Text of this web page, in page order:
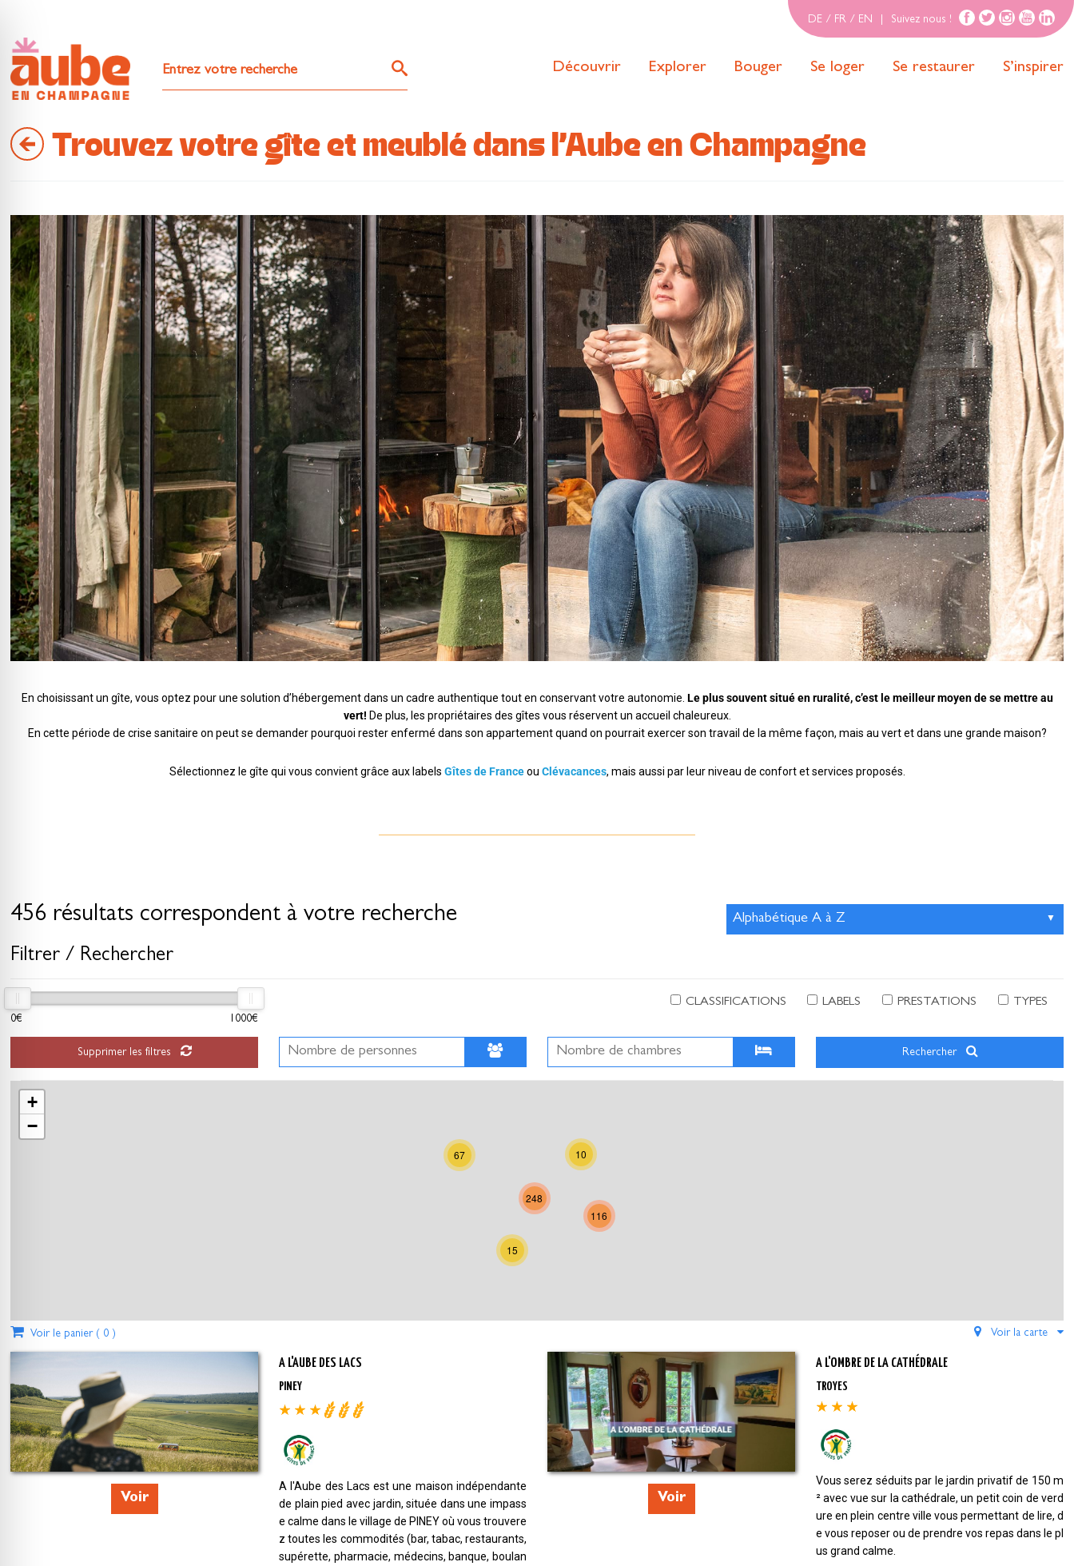
DE / FR / EN Suivez nous !
Découvrir Explorer Bouger Se loger Se restaurer S’inspirer
Trouvez votre gîte et meublé dans l’Aube en Champagne
En choisissant un gîte, vous optez pour une solution d’hébergement dans un cadre authentique tout en conservant votre autonomie. Le plus souvent situé en ruralité, c’est le meilleur moyen de se mettre au
vert! De plus, les propriétaires des gîtes vous réservent un accueil chaleureux.
En cette période de crise sanitaire on peut se demander pourquoi rester enfermé dans son appartement quand on pourrait exercer son travail de la même façon, mais au vert et dans une grande maison?
Sélectionnez le gîte qui vous convient grâce aux labels Gîtes de Franceou Clévacances, mais aussi par leur niveau de confort et services proposés.
456 résultats correspondent à votre recherche
Filtrer / Rechercher
0€ 1000€
CLASSIFICATIONS LABELS PRESTATIONS TYPES
Supprimer les filtres Rechercher
10
67
15
116
248
+
−
Voir le panier ( 0) Voir la carte
Voir
A L'AUBE DES LACS
PINEY
A l'Aube des Lacs est une maison indépendante
de plain pied avec jardin, située dans une impass
e calme dans le village de PINEY où vous trouvere
z toutes les commodités (bar, tabac, restaurants,
supérette, pharmacie, médecins, banque, boulan
Voir
A L'OMBRE DE LA CATHÉDRALE
TROYES
Vous serez séduits par le jardin privatif de 150 m
² avec vue sur la cathédrale, un petit coin de verd
ure en plein centre ville vous permettant de lire, d
e vous reposer ou de prendre vos repas dans le pl
us grand calme.